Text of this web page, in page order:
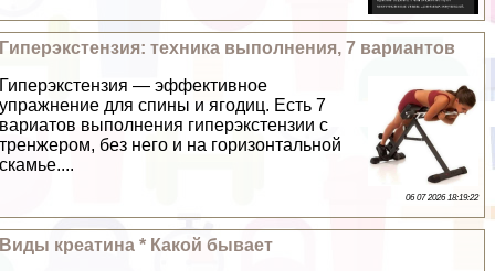
Гиперэкстензия: техника выполнения, 7 вариантов
Гиперэкстензия — эффективное
упражнение для спины и ягoдиц. Есть 7
вариатов выполнения гиперэкстензии с
тренжером, без него и на горизонтальной
скамье....
06 07 2026 18:19:22
Виды креатина * Какой бывает